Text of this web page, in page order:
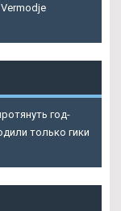
год-
только гики